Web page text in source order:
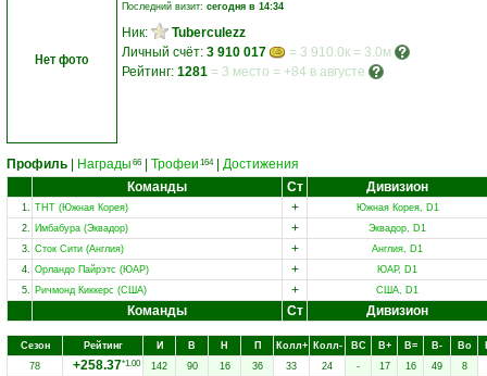
Нет фото
Последний визит: сегодня в 14:34
Ник:
Tuberculezz
Личный счёт: 3 910 017
= 3 910.0к = 3.0м
Рейтинг: 1281 = 3 место = +84 в августе
Профиль Награды 66 Трофеи 164| Достижения
Команды
Ст Дивизион
1. ТНТ (Южная Корея) +
Южная Корея, D1
2. Имбабура (Эквадор) +
Эквадор, D1
3. Сток Сити (Англия) +
Англия, D1
4. Орландо Пайрэтс (ЮАР) +
ЮАР, D1
5. Ричмонд Киккерс (США) + США, D1
Команды Ст Дивизион
Сезон Рейтинг И В Н П Колл+ Колл- ВC В+ В= В- Вo
78
+258.37*1.00 142 90 16 36 33 24 - 17 16 49
8